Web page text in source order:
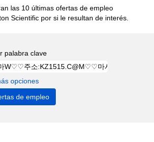
las 10 últimas ofertas de empleo
Scientific por si le resultan de interés.
palabra clave
opciones